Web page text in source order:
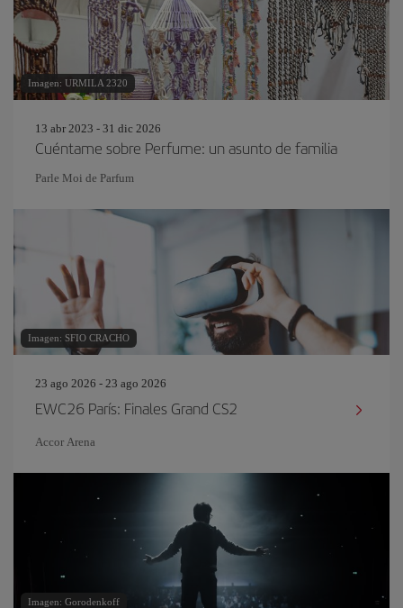
Imagen: URMILA 2320
13 abr 2023 - 31 dic 2026
Cuéntame sobre Perfume: un asunto de familia
Parle Moi de Parfum
Imagen: SFIO CRACHO
23 ago 2026 - 23 ago 2026
EWC26 París: Finales Grand CS2
Accor Arena
Imagen: Gorodenkoff